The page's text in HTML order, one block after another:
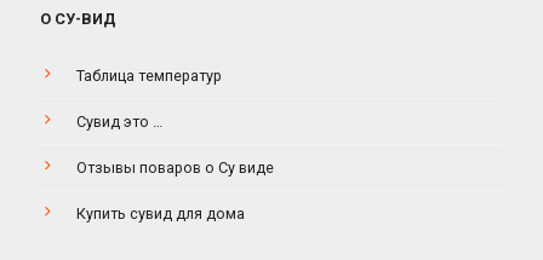
О СУ-ВИД
Таблица температур
Сувид это …
Отзывы поваров о Су виде
Купить сувид для дома